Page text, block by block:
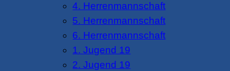
4. Herrenmannschaft
5. Herrenmannschaft
6. Herrenmannschaft
1. Jugend 19
2. Jugend 19